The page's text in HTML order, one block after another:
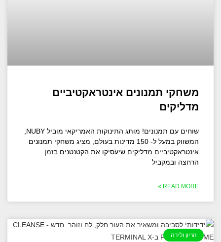
משחקי תמנונים אינטראקטיביים
מדליקים
המשווק במעל ל- 150 מדינות בעולם, מציג משחקי תמנונים
אינטראקטיביים מדליקים שיעסיקו את הקטנטנים בזמן
הרחצה ובמקביל
READ MORE »
הריון ולידה